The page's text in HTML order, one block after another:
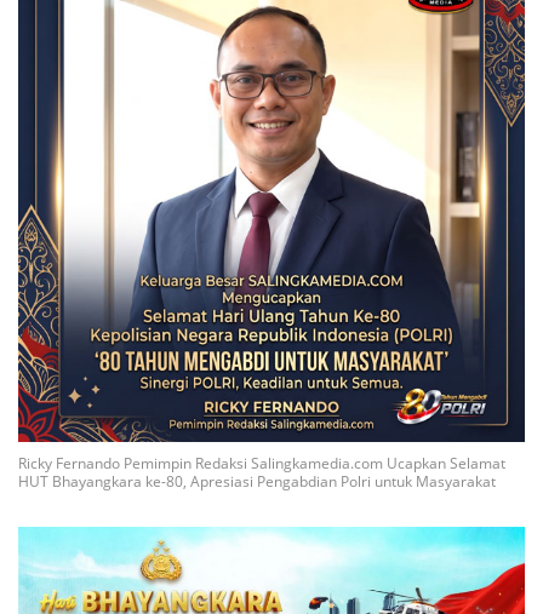
Ricky Fernando Pemimpin Redaksi Salingkamedia.com Ucapkan Selamat
HUT Bhayangkara ke-80, Apresiasi Pengabdian Polri untuk Masyarakat